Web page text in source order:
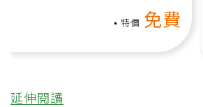
特價 免費
延伸閱讀